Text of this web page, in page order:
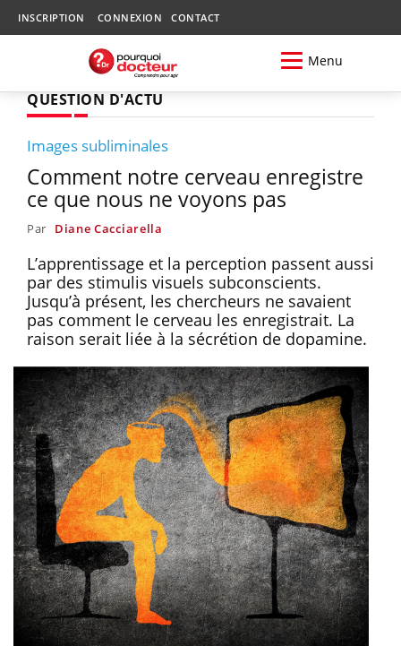
INSCRIPTION CONNEXION CONTACT
Menu
QUESTION D'ACTU
Images subliminales
Comment notre cerveau enregistre
ce que nous ne voyons pas
Par Diane Cacciarella
L’apprentissage et la perception passent aussi
par des stimulis visuels subconscients.
Jusqu’à présent, les chercheurs ne savaient
pas comment le cerveau les enregistrait. La
raison serait liée à la sécrétion de dopamine.